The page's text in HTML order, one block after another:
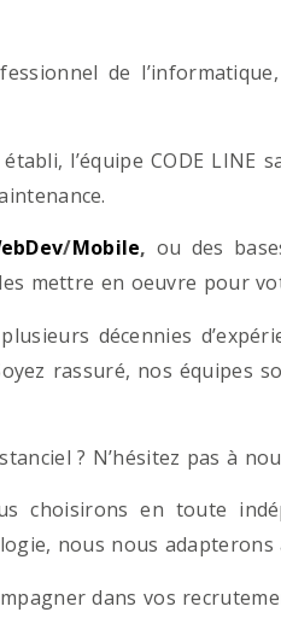
de
l’équipe CODE LINE
/Mobile, ou des
mettre en oeuvre pour
décennies
rassuré, nos
? N’hésitez pas à
en toute
nous nous adapterons
dans vos